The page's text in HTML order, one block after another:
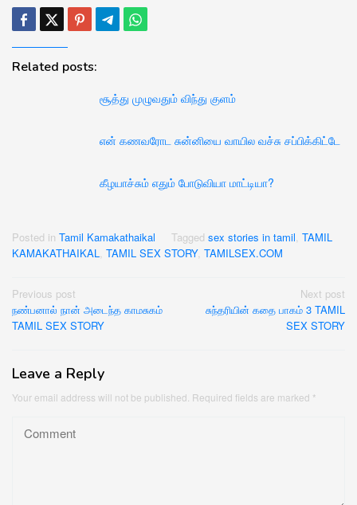
Related posts:
சூத்து முழுவதும் விந்து குளம்
என் கணவரோட சுன்னியை வாயில வச்சு சப்பிக்கிட்டே
கீழயாச்சும் எதும் போடுவியா மாட்டியா?
Posted in Tamil Kamakathaikal Tagged sex stories in tamil, TAMIL
KAMAKATHAIKAL, TAMIL SEX STORY, TAMILSEX.COM
Post
navigation
Previous post
நண்பனால் நான் அடைந்த காமசுகம்
TAMIL SEX STORY
Next post
சுந்தரியின் கதை பாகம் 3 TAMIL
SEX STORY
Leave a Reply
Your email address will not be published. Required fields are marked *